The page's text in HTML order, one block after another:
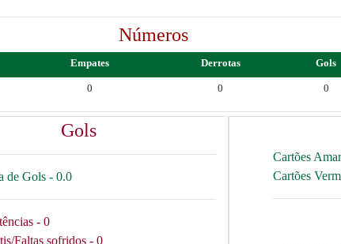
Números
Empates Derrotas Gols
0 0 0
Gols
de Gols - 0.0
- 0
Faltas sofridos - 0
Cartões
Cartões